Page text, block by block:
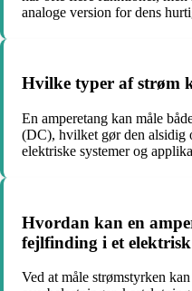
analoge version for dens
Hvilke typer af strøm
En amperetang kan måle
(DC), hvilket gør den alsidig
elektriske systemer og
Hvordan kan en
fejlfinding i et elektrisk
Ved at måle strømstyrken